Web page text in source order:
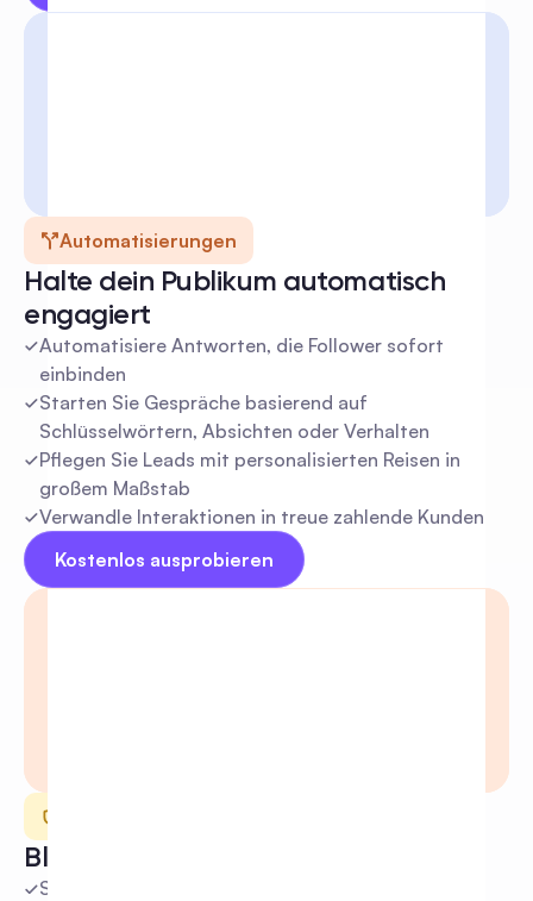
Automatisierungen
Halte dein Publikum automatisch
engagiert
Automatisiere Antworten, die Follower sofort
einbinden
Starten Sie Gespräche basierend auf
Schlüsselwörtern, Absichten oder Verhalten
Pflegen Sie Leads mit personalisierten Reisen in
großem Maßstab
Verwandle Interaktionen in treue zahlende Kunden
Kostenlos ausprobieren
Bleib positiv, immer
Schädliche Kommentare sofort erkennen und